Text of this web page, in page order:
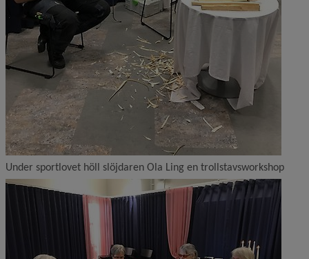
Under sportlovet höll slöjdaren Ola Ling en trollstavsworkshop